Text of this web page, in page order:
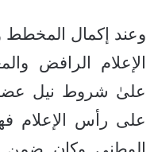
وعند إكمال المخطط
الإعلام الرافض
علىٰ شروط نيل
على رأس الإعلام
الوطني وكان ضمن